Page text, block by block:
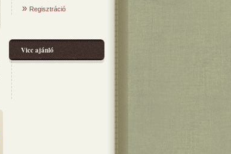
» Regisztráció
Vicc ajánló